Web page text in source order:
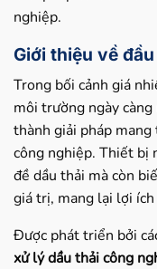
nghiệp.
Giới thiệu về
Trong bối cảnh giá
môi trường ngày
thành giải pháp
công nghiệp. Thiết bị
đề dầu thải mà còn
giá trị, mang lại lợi
Được phát triển bởi
xử lý dầu thải công